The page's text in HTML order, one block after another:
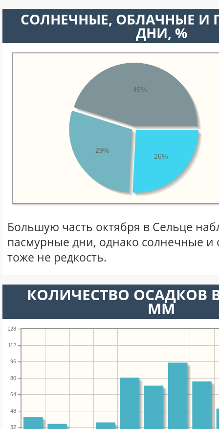
CОЛНЕЧНЫЕ, ОБЛАЧНЫЕ И
ДНИ, %
26%
29%
45%
Большую часть октября в Сельце
пасмурные дни, однако солнечные
тоже не редкость.
КОЛИЧЕСТВО ОСАДКОВ
ММ
32
48
64
80
96
112
128